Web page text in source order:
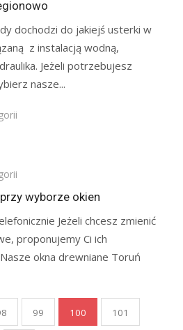
dochodzi do jakiejś usterki w
z instalacją wodną,
Jeżeli potrzebujesz
nasze...
wyborze okien
Jeżeli chcesz zmienić
proponujemy Ci ich
okna drewniane Toruń
99 100 101